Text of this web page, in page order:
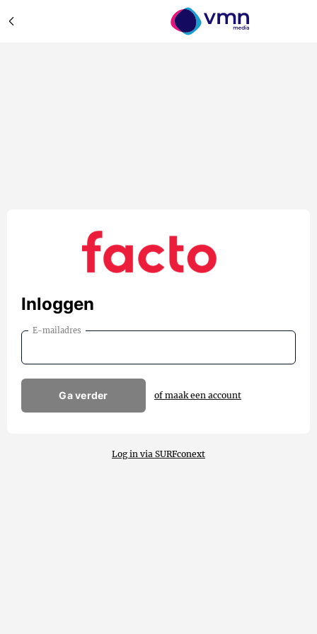
Inloggen
E-mailadres
Ga verder of maak een account
Log in via SURFconext